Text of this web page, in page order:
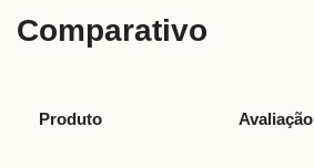
Comparativo
Produto Avaliação